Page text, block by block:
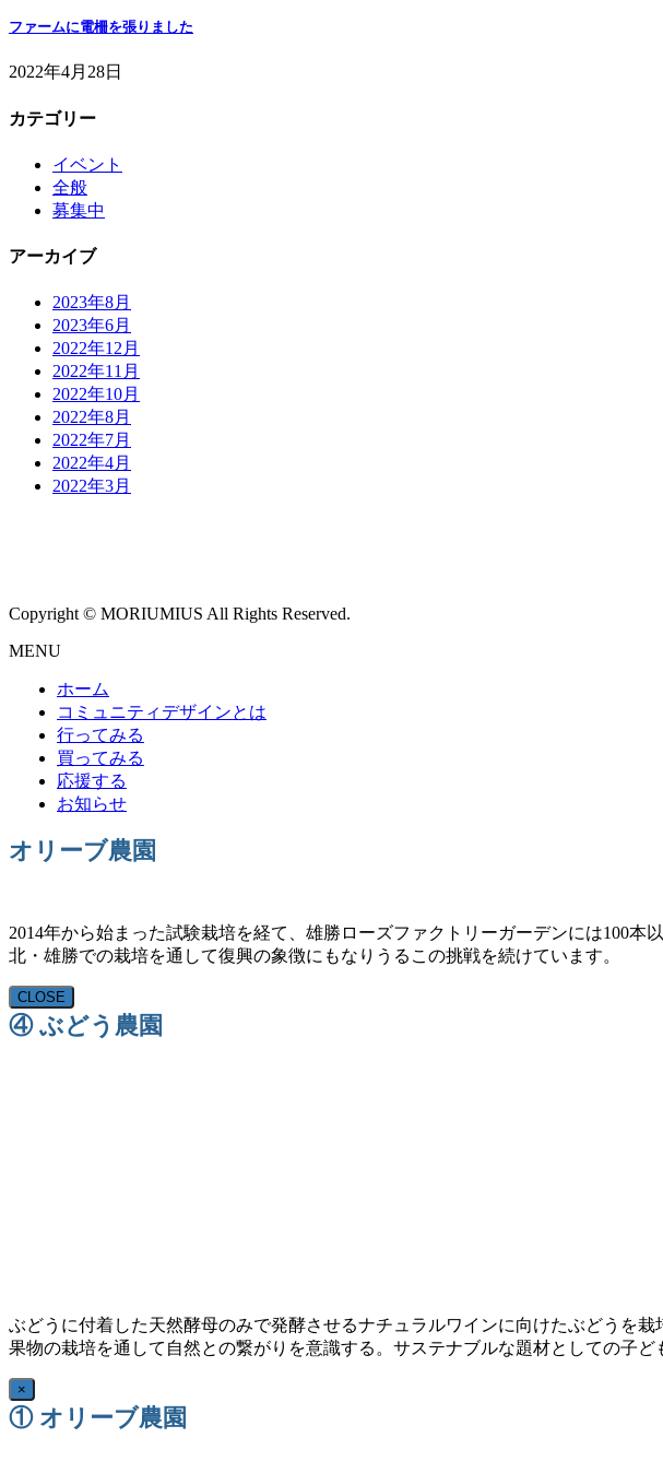
ファームに電柵を張りました
2022年4月28日
カテゴリー
イベント
全般
募集中
アーカイブ
2023年8月
2023年6月
2022年12月
2022年11月
2022年10月
2022年8月
2022年7月
2022年4月
2022年3月
Copyright © MORIUMIUS All Rights Reserved.
MENU
ホーム
コミュニティデザインとは
行ってみる
買ってみる
応援する
お知らせ
オリーブ農園
2014年から始まった試験栽培を経て、雄勝ローズファクトリーガーデンには100
北・雄勝での栽培を通して復興の象徴にもなりうるこの挑戦を続けています。
CLOSE
④ ぶどう農園
ぶどうに付着した天然酵母のみで発酵させるナチュラルワインに向けたぶどうを
果物の栽培を通して自然との繋がりを意識する。サステナブルな題材としての子ど
×
① オリーブ農園